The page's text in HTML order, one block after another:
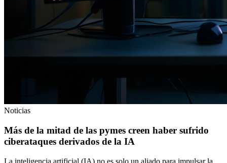
Noticias
Más de la mitad de las pymes creen haber sufrido
ciberataques derivados de la IA
La inteligencia artificial (IA) no es solo un aliado para impulsar la